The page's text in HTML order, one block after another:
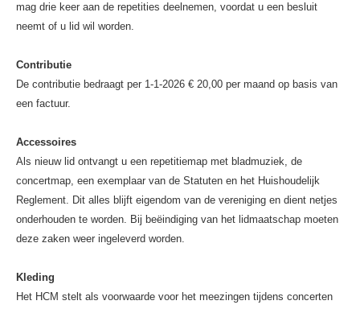
mag drie keer aan de repetities deelnemen, voordat u een besluit
neemt of u lid wil worden.
Contributie
De contributie bedraagt per 1-1-2026 € 20,00 per maand op basis van
een factuur.
Accessoires
Als nieuw lid ontvangt u een repetitiemap met bladmuziek, de
concertmap, een exemplaar van de Statuten en het Huishoudelijk
Reglement. Dit alles blijft eigendom van de vereniging en dient netjes
onderhouden te worden. Bij beëindiging van het lidmaatschap moeten
deze zaken weer ingeleverd worden.
Kleding
Het HCM stelt als voorwaarde voor het meezingen tijdens concerten